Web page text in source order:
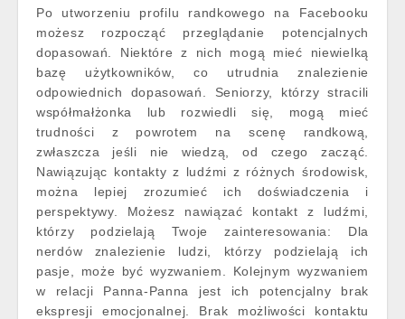
Po utworzeniu profilu randkowego na Facebooku
możesz rozpocząć przeglądanie potencjalnych
dopasowań. Niektóre z nich mogą mieć niewielką
bazę użytkowników, co utrudnia znalezienie
odpowiednich dopasowań. Seniorzy, którzy stracili
współmałżonka lub rozwiedli się, mogą mieć
trudności z powrotem na scenę randkową,
zwłaszcza jeśli nie wiedzą, od czego zacząć.
Nawiązując kontakty z ludźmi z różnych środowisk,
można lepiej zrozumieć ich doświadczenia i
perspektywy. Możesz nawiązać kontakt z ludźmi,
którzy podzielają Twoje zainteresowania: Dla
nerdów znalezienie ludzi, którzy podzielają ich
pasje, może być wyzwaniem. Kolejnym wyzwaniem
w relacji Panna-Panna jest ich potencjalny brak
ekspresji emocjonalnej. Brak możliwości kontaktu